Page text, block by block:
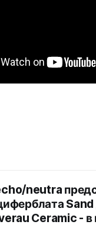
neutra
Sand
Ceramic - в